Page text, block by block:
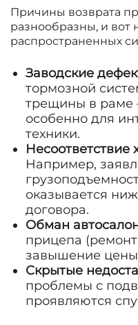
Причины возврата
разнообразны, и вот
распространенных
Заводские
тормозной
трещины в раме
особенно для
техники.
Несоответствие
Например,
оказывается
договора.
Обман
прицепа
завышение цены
Скрытые
проблемы с
проявляются